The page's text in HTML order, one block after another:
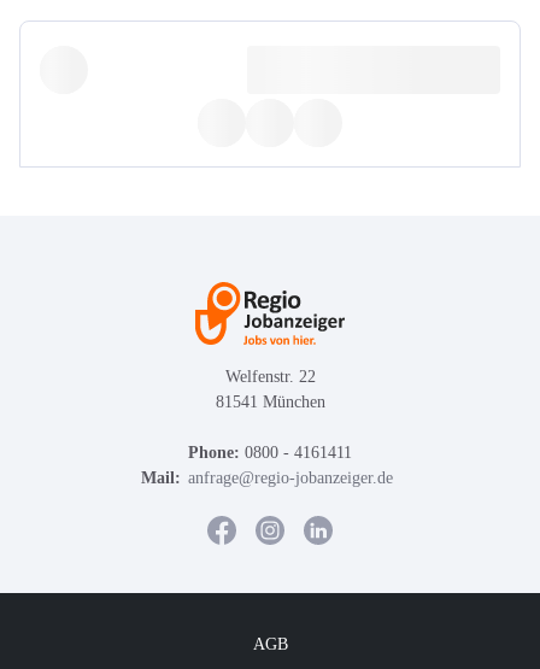
Welfenstr. 22
81541 München
Phone: 0800 - 4161411
Mail: anfrage@regio-jobanzeiger.de
AGB